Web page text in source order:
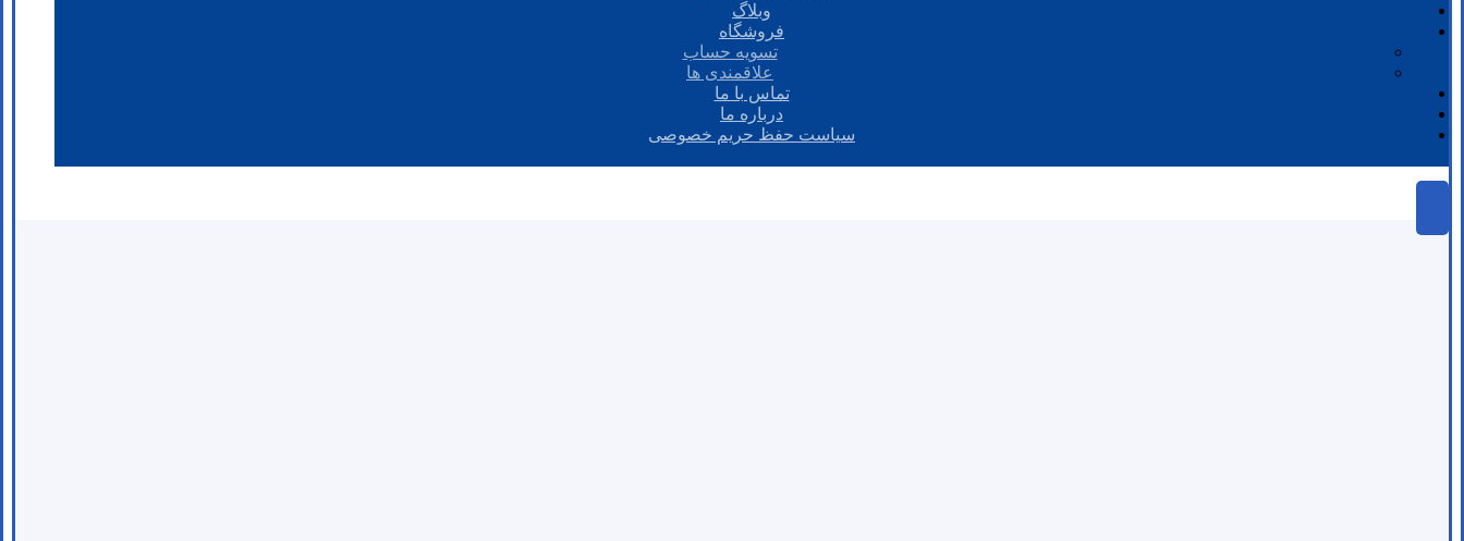
وبلاگ
فروشگاه
تسویه حساب
علاقمندی ها
تماس با ما
درباره ما
سیاست حفظ حریم خصوصی